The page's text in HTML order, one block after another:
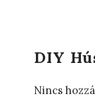
DIY
Nincs